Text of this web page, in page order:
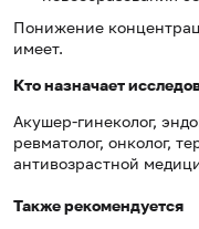
Понижение
имеет.
Кто назначает
Акушер-гинеколог,
ревматолог, онколог,
антивозрастной
Также рекомендуется